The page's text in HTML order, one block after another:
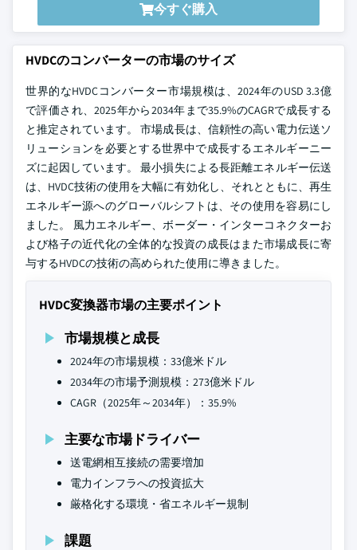
今すぐ購入
HVDCのコンバーターの市場のサイズ
世界的なHVDCコンバーター市場規模は、2024年のUSD 3.3億
で評価され、2025年から2034年まで35.9%のCAGRで成長する
と推定されています。 市場成長は、信頼性の高い電力伝送ソ
リューションを必要とする世界中で成長するエネルギーニー
ズに起因しています。 最小損失による長距離エネルギー伝送
は、HVDC技術の使用を大幅に有効化し、それとともに、再生
エネルギー源へのグローバルシフトは、その使用を容易にし
ました。 風力エネルギー、ボーダー・インターコネクターお
よび格子の近代化の全体的な投資の成長はまた市場成長に寄
与するHVDCの技術の高められた使用に導きました。
HVDC変換器市場の主要ポイント
市場規模と成長
2024年の市場規模：33億米ドル
2034年の市場予測規模：273億米ドル
CAGR（2025年～2034年）：35.9%
主要な市場ドライバー
送電網相互接続の需要増加
電力インフラへの投資拡大
厳格化する環境・省エネルギー規制
課題